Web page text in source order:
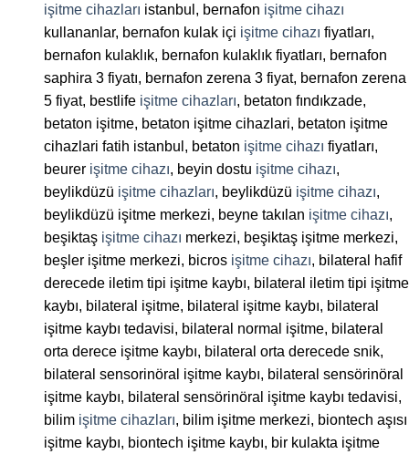
işitme cihazları istanbul, bernafon işitme cihazı
kullananlar, bernafon kulak içi işitme cihazı fiyatları,
bernafon kulaklık, bernafon kulaklık fiyatları, bernafon
saphira 3 fiyatı, bernafon zerena 3 fiyat, bernafon zerena
5 fiyat, bestlife işitme cihazları, betaton fındıkzade,
betaton işitme, betaton işitme cihazlari, betaton işitme
cihazlari fatih istanbul, betaton işitme cihazı fiyatları,
beurer işitme cihazı, beyin dostu işitme cihazı,
beylikdüzü işitme cihazları, beylikdüzü işitme cihazı,
beylikdüzü işitme merkezi, beyne takılan işitme cihazı,
beşiktaş işitme cihazı merkezi, beşiktaş işitme merkezi,
beşler işitme merkezi, bicros işitme cihazı, bilateral hafif
derecede iletim tipi işitme kaybı, bilateral iletim tipi işitme
kaybı, bilateral işitme, bilateral işitme kaybı, bilateral
işitme kaybı tedavisi, bilateral normal işitme, bilateral
orta derece işitme kaybı, bilateral orta derecede snik,
bilateral sensorinöral işitme kaybı, bilateral sensörinöral
işitme kaybı, bilateral sensörinöral işitme kaybı tedavisi,
bilim işitme cihazları, bilim işitme merkezi, biontech aşısı
işitme kaybı, biontech işitme kaybı, bir kulakta işitme